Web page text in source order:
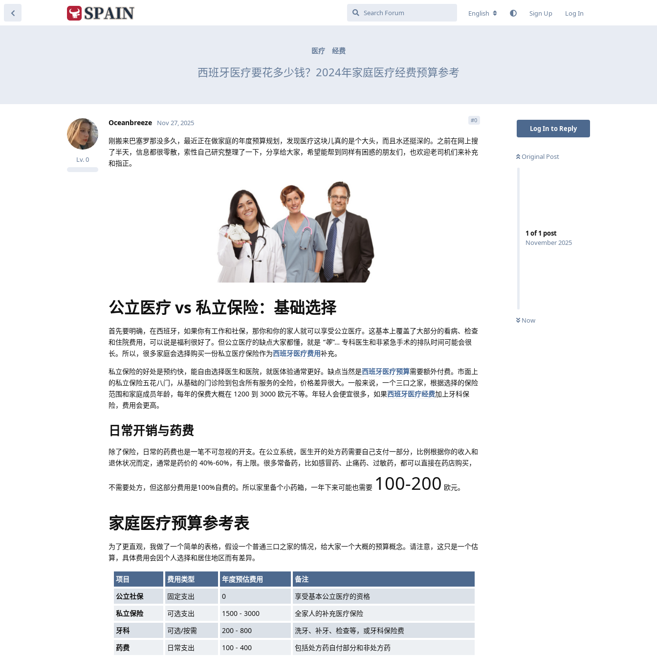
English Sign Up Log In
医疗 经费
西班牙医疗要花多少钱？2024年家庭医疗经费预算参考
Log In to Reply
Original Post
1 of1 post
November 2025
Now
Oceanbreeze
Lv.0
Nov 27, 2025 #0
刚搬来巴塞罗那没多久，最近正在做家庭的年度预算规划，发现医疗这块儿真的是个大头，而且水还挺深的。之前在网上搜
了半天，信息都很零散，索性自己研究整理了一下，分享给大家，希望能帮到同样有困惑的朋友们，也欢迎老司机们来补充
和指正。
公立医疗 vs 私立保险：基础选择
首先要明确，在西班牙，如果你有工作和社保，那你和你的家人就可以享受公立医疗。这基本上覆盖了大部分的看病、检查
和住院费用，可以说是福利很好了。但公立医疗的缺点大家都懂，就是 “等”… 专科医生和非紧急手术的排队时间可能会很
长。所以，很多家庭会选择购买一份私立医疗保险作为西班牙医疗费用补充。
私立保险的好处是预约快，能自由选择医生和医院，就医体验通常更好。缺点当然是西班牙医疗预算需要额外付费。市面上
的私立保险五花八门，从基础的门诊险到包含所有服务的全险，价格差异很大。一般来说，一个三口之家，根据选择的保险
范围和家庭成员年龄，每年的保费大概在 1200 到 3000 欧元不等。年轻人会便宜很多，如果西班牙医疗经费加上牙科保
险，费用会更高。
日常开销与药费
除了保险，日常的药费也是一笔不可忽视的开支。在公立系统，医生开的处方药需要自己支付一部分，比例根据你的收入和
退休状况而定，通常是药价的 40%-60%，有上限。很多常备药，比如感冒药、止痛药、过敏药，都可以直接在药店购买，
不需要处方，但这部分费用是100%自费的。所以家里备个小药箱，一年下来可能也需要 100-200 欧元。
家庭医疗预算参考表
为了更直观，我做了一个简单的表格，假设一个普通三口之家的情况，给大家一个大概的预算概念。请注意，这只是一个估
算，具体费用会因个人选择和居住地区而有差异。
项目 费用类型 年度预估费用
备注
公立社保
固定支出 0
享受基本公立医疗的资格
私立保险
可选支出 1500 - 3000
全家人的补充医疗保险
牙科
可选/按需 200 - 800
洗牙、补牙、检查等，或牙科保险费
药费
日常支出 100 - 400 包括处方药自付部分和非处方药